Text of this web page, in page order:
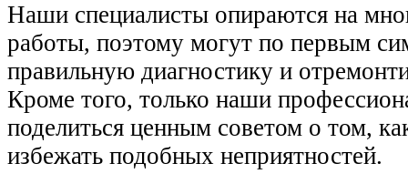
Наши специалисты опираются на
работы, поэтому могут по первым
правильную диагностику и
Кроме того, только наши
поделиться ценным советом о том,
избежать подобных неприятностей.